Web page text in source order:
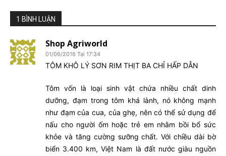
1 BÌNH LUẬN
Shop Agriworld
01/06/2016 Tại 17:34
TÔM KHÔ LÝ SƠN RIM THỊT BA CHỈ HẤP DẪN
Tôm vốn là loại sinh vật chứa nhiều chất dinh
dưỡng, đạm trong tôm khá lành, nó không mạnh
như đạm của cua, của ghẹ, nên có thể sử dụng để
nấu cho người ốm hoặc trẻ em nhằm bồi bổ sức
khỏe và tăng cường sưỡng chất. Với chiều dài bờ
biển 3.400 km, Việt Nam là đất nước giàu nguồn